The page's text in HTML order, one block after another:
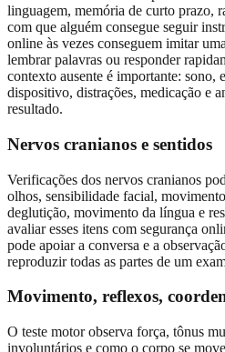
linguagem, memória de curto prazo,
com que alguém consegue seguir
online às vezes conseguem imitar
lembrar palavras ou responder
contexto ausente é importante: sono,
dispositivo, distrações, medicação e
resultado.
Nervos cranianos e sentidos
Verificações dos nervos cranianos
olhos, sensibilidade facial,
deglutição, movimento da língua e
avaliar esses itens com segurança
pode apoiar a conversa e a
reproduzir todas as partes de um
Movimento, reflexos,
O teste motor observa força, tônus
involuntários e como o corpo se